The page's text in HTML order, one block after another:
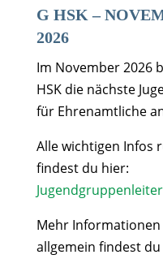
G HSK –
2026
Im November 2026
HSK die nächste
für Ehrenamtliche
Alle wichtigen Infos
findest du hier:
Mehr Informationen
allgemein findest